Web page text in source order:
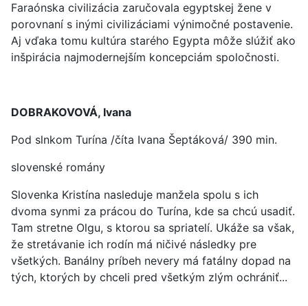
Faraónska civilizácia zaručovala egyptskej žene v
porovnaní s inými civilizáciami výnimočné postavenie.
Aj vďaka tomu kultúra starého Egypta môže slúžiť ako
inšpirácia najmodernejším koncepciám spoločnosti.
DOBRAKOVOVÁ, Ivana
Pod slnkom Turína /číta Ivana Šeptáková/ 390 min.
slovenské romány
Slovenka Kristína nasleduje manžela spolu s ich
dvoma synmi za prácou do Turína, kde sa chcú usadiť.
Tam stretne Olgu, s ktorou sa spriatelí. Ukáže sa však,
že stretávanie ich rodín má ničivé následky pre
všetkých. Banálny príbeh nevery má fatálny dopad na
tých, ktorých by chceli pred všetkým zlým ochrániť...